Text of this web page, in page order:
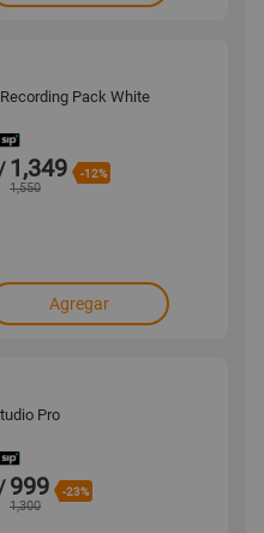
Pack White
1,349 -12%
1,550
Agregar
Pro
999 -23%
1,300